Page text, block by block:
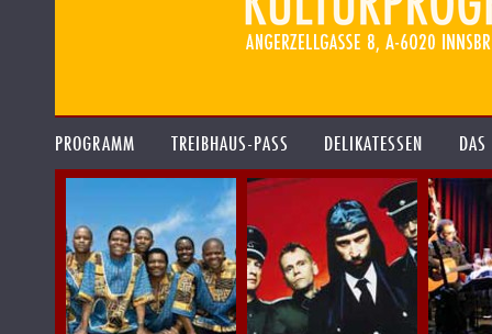
PROGRAMM TREIBHAUS-PASS DELIKATESSEN